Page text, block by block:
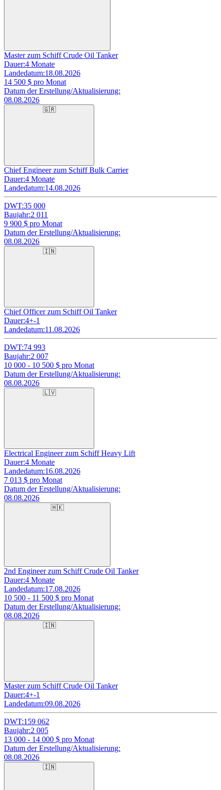
Master zum Schiff Crude Oil Tanker
Dauer:4 Monate
Landedatum:18.08.2026
14 500 $ pro Monat
Datum der Erstellung/Aktualisierung:
08.08.2026
🇬🇷
Chief Engineer zum Schiff Bulk Carrier
Dauer:4 Monate
Landedatum:14.08.2026
DWT:35 000
Baujahr:2 011
9 900 $ pro Monat
Datum der Erstellung/Aktualisierung:
08.08.2026
🇮🇳
Chief Officer zum Schiff Oil Tanker
Dauer:4+-1
Landedatum:11.08.2026
DWT:74 993
Baujahr:2 007
10 000 - 10 500 $ pro Monat
Datum der Erstellung/Aktualisierung:
08.08.2026
🇱🇻
Electrical Engineer zum Schiff Heavy Lift
Dauer:4 Monate
Landedatum:16.08.2026
7 013 $ pro Monat
Datum der Erstellung/Aktualisierung:
08.08.2026
🇭🇰
2nd Engineer zum Schiff Crude Oil Tanker
Dauer:4 Monate
Landedatum:17.08.2026
10 500 - 11 500 $ pro Monat
Datum der Erstellung/Aktualisierung:
08.08.2026
🇮🇳
Master zum Schiff Crude Oil Tanker
Dauer:4+-1
Landedatum:09.08.2026
DWT:159 062
Baujahr:2 005
13 000 - 14 000 $ pro Monat
Datum der Erstellung/Aktualisierung:
08.08.2026
🇮🇳